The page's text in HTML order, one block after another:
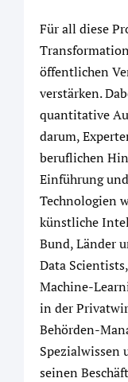
Für all diese
öffentlichen
verstärken.
quantitative
darum,
beruflichen
Einführung
Technologien
künstliche
Bund, Länder
Data
Machine-
in der
Behörden-
Spezialwissen
seinen